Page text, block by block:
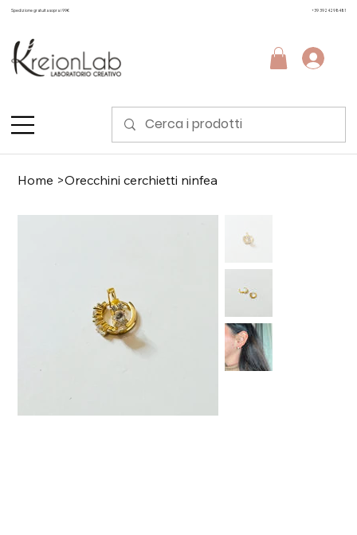
Spedizione gratuita sopra i 99€ +39 3924298481
Home >Orecchini cerchietti ninfea